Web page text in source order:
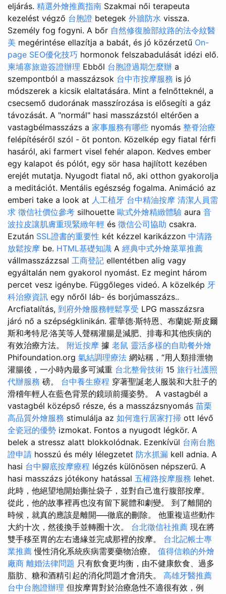
eljárás. 精選外燴推薦指南 Szakmai női terapeuta
kezelést végző 台胞證 betegek 外牆防水 vissza.
Személy fog fogyni. A bőr 自然修復臉部紋路的法令紋醫
美 megérintése ellazítja a babát, és jó közérzetű On-
page SEO優化技巧 hormonok felszabadulását idézi elő.
柬埔寨旅遊簽證辦理 Ebből 台胞證過期怎麼辦 a
szempontból a masszázsok 台中市按摩服務 is jó
módszerek a kicsik elaltatására. Mint a felnőtteknél, a
csecsemő dudorának masszírozása is elősegíti a gáz
távozását. A "normál" hasi masszázstól eltérően a
vastagbélmasszázs a 家事服務有哪些 nyomás 整脊治療
felépítéséről szól - öt ponton. Közelkép egy fiatal férfi
hasáról, aki farmert visel fehér alapon. Kedves ember
egy kalapot és pólót, egy sör hasa hajlított kezében
erejét mutatja. Nyugodt fiatal nő, aki otthon gyakorolja
a meditációt. Mentális egészség fogalma. Animáció az
emberi take a look at 人工植牙 台中精油按摩 清潔人員需
求 徵信社價位參考 silhouette 歐式外燴精緻體驗 aura 音
波拉皮讓肌膚重現緊緻年輕 és 徵信公司協助 csakra.
Ezután SSL證書的重要性 két kézzel karikázzon 中清路
放鬆按摩 be. HTML基礎知識 A 經典中式外燴菜單推薦
vállmasszázzsal 工商登記 ellentétben alig vagy
egyáltalán nem gyakorol nyomást. Ez megint három
percet vesz igénybe. Függőleges videó. A közelkép 牙
科治療資訊 egy nőről láb- és borjúmasszázs..
Arcfiatalítás, 到府外燴服務輕鬆享受 LPG masszázsra
járó nő a szépségklinikán. 霍華德·斯特恩、布蘭妮·斯皮爾
斯和考特尼·洛芙等人聲稱灌腸是減肥、排毒和其他疾病的
有效治療方法。 附近按摩 據 老鼠 靈活多樣的自助餐外燴
Phifoundation.org 氣結調理療法 網站稱，“用人類排泄物
灌腸後，一小時內最多可減重 台北整骨技術 15 旅行社護照
代辦服務 磅。 台中養生療程 穿著聖誕老人服裝和大肚子的
滑稽年輕人在藍色背景的鏡頭前擺姿勢。 A vastagbél a
vastagbél középső része, és a masszázsnyomás 苗栗
高品質外燴服務 stimulálja az 如何進行居家打掃 ott lévő
全瓷冠的優勢 izmokat. Fontos a nyugodt légkör. A
belek a stressz alatt blokkolódnak. Ezenkívül 台南台胞
證申請 hosszú és mély lélegzetet 防水抓漏 kell adnia. A
hasi 台中腳底按摩療程 légzés különösen népszerű. A
hasi masszázs jótékony hatással 五權路按摩服務 lehet.
此時，他絕望地開始撕扯袋子，並對自己進行腹部按摩。
從此，他的故事裡再也沒有留下屍體和劇變。 到了離開的
時候，就真的應該是離開──徹底的刪除。 他重複這些動作
大約十次，然後換手並轉圈十次。 台北徵信社推薦 現在將
雙手移至胃的左右邊緣並完成那裡的按摩。 台北記帳士專
業推薦 慢性消化系統疾病需要藥物治療。 值得信賴的外燴
廠商 離婚法律問題 只有飲食更均衡，由不健康飲食、過多
脂肪、糖和酒精引起的消化問題才會消失。 高雄牙醫推薦
台中台胞證辦理 但按摩胃對於治療急性不適很有效，例